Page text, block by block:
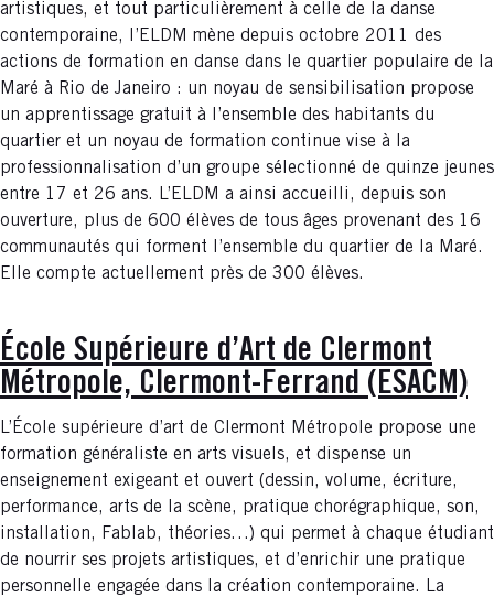
artistiques, et tout particulièrement à celle de la danse
contemporaine, l’ELDM mène depuis octobre 2011 des
actions de formation en danse dans le quartier populaire de la
Maré à Rio de Janeiro : un noyau de sensibilisation propose
un apprentissage gratuit à l’ensemble des habitants du
quartier et un noyau de formation continue vise à la
professionnalisation d’un groupe sélectionné de quinze jeunes
entre 17 et 26 ans. L’ELDM a ainsi accueilli, depuis son
ouverture, plus de 600 élèves de tous âges provenant des 16
communautés qui forment l’ensemble du quartier de la Maré.
Elle compte actuellement près de 300 élèves.
École Supérieure d’Art de Clermont
Métropole, Clermont-Ferrand (ESACM)
L’École supérieure d’art de Clermont Métropole propose une
formation généraliste en arts visuels, et dispense un
enseignement exigeant et ouvert (dessin, volume, écriture,
performance, arts de la scène, pratique chorégraphique, son,
installation, Fablab, théories…) qui permet à chaque étudiant
de nourrir ses projets artistiques, et d’enrichir une pratique
personnelle engagée dans la création contemporaine. La